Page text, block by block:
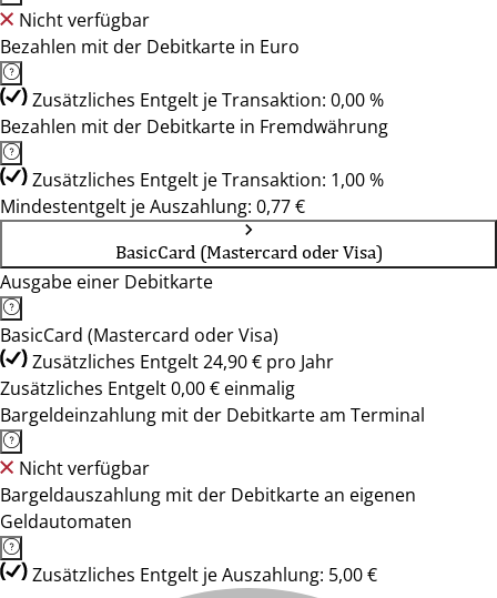
Nicht verfügbar
Bezahlen mit der Debitkarte in Euro
Zusätzliches Entgelt je Transaktion: 0,00 %
Bezahlen mit der Debitkarte in Fremdwährung
Zusätzliches Entgelt je Transaktion: 1,00 %
Mindestentgelt je Auszahlung: 0,77 €
BasicCard (Mastercard oder Visa)
Ausgabe einer Debitkarte
BasicCard (Mastercard oder Visa)
Zusätzliches Entgelt 24,90 € pro Jahr
Zusätzliches Entgelt 0,00 € einmalig
Bargeldeinzahlung mit der Debitkarte am Terminal
Nicht verfügbar
Bargeldauszahlung mit der Debitkarte an eigenen
Geldautomaten
Zusätzliches Entgelt je Auszahlung: 5,00 €